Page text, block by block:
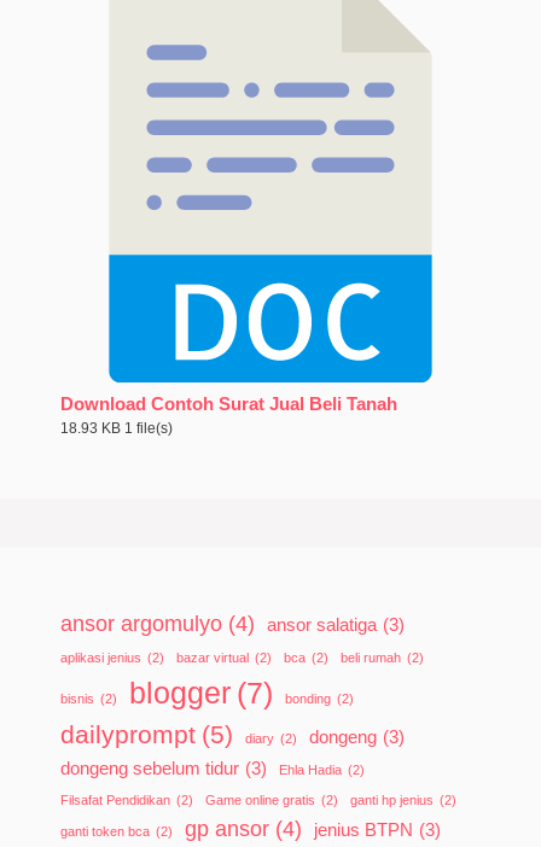
Download Contoh Surat Jual Beli Tanah
18.93 KB 1 file(s)
ansor argomulyo (4) ansor salatiga (3)
aplikasi jenius (2) bazar virtual (2) bca (2) beli rumah (2)
bisnis (2) blogger (7) bonding (2)
dailyprompt (5) diary (2) dongeng (3)
dongeng sebelum tidur (3) Ehla Hadia (2)
Filsafat Pendidikan (2) Game online gratis (2) ganti hp jenius (2)
ganti token bca (2) gp ansor (4) jenius BTPN (3)